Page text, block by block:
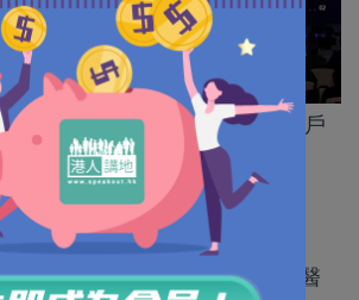
出AI家庭醫生及保姆，足不出戶
佳峰：「我們帶來的是「粵有醫